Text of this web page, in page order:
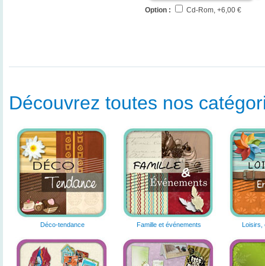
Option : Cd-Rom, +6,00 €
Découvrez toutes nos
Déco-tendance Famille et événements